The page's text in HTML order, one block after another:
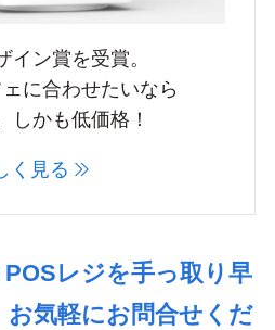
イン賞を受賞。
に合わせたいなら
しかも低価格！
く見る
レジを手っ取り早
お気軽にお問合せくだ